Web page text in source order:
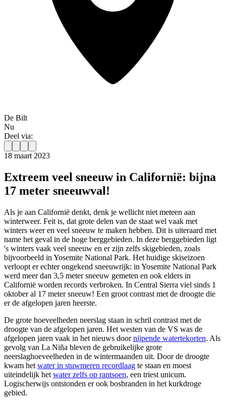
De Bilt
Nu
Deel via:
18 maart 2023
Extreem veel sneeuw in Californië: bijna
17 meter sneeuwval!
Als je aan Californië denkt, denk je wellicht niet meteen aan
winterweer. Feit is, dat grote delen van de staat wel vaak met
winters weer en veel sneeuw te maken hebben. Dit is uiteraard met
name het geval in de hoge berggebieden. In deze berggebieden ligt
's winters vaak veel sneeuw en er zijn zelfs skigebieden, zoals
bijvoorbeeld in Yosemite National Park. Het huidige skiseizoen
verloopt er echter ongekend sneeuwrijk: in Yosemite National Park
werd meer dan 3,5 meter sneeuw gemeten en ook elders in
Californië worden records verbroken. In Central Sierra viel sinds 1
oktober al 17 meter sneeuw! Een groot contrast met de droogte die
er de afgelopen jaren heerste.
De grote hoeveelheden neerslag staan in schril contrast met de
droogte van de afgelopen jaren. Het westen van de VS was de
afgelopen jaren vaak in het nieuws doornijpende watertekorten. Als
gevolg van La Niña bleven de gebruikelijke grote
neerslaghoeveelheden in de wintermaanden uit. Door de droogte
kwam het water in stuwmeren recordlaag te staan en moest
uiteindelijk het water zelfs op rantsoen, een triest unicum.
Logischerwijs ontstonden er ook bosbranden in het kurkdroge
gebied.